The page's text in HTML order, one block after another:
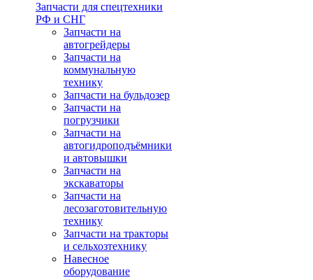
Запчасти для спецтехники
РФ и СНГ
Запчасти на
автогрейдеры
Запчасти на
коммунальную
технику
Запчасти на бульдозер
Запчасти на
погрузчики
Запчасти на
автогидроподъёмники
и автовышки
Запчасти на
экскаваторы
Запчасти на
лесозаготовительную
технику
Запчасти на тракторы
и сельхозтехнику
Навесное
оборудование